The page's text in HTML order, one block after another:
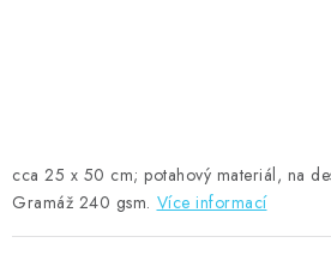
cca 25 x 50 cm; potahový materiál, na
Gramáž 240 gsm. Více informací